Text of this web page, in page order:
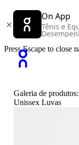
On App
Tênis e
Press Escape to close
Galeria de
Unissex Luvas